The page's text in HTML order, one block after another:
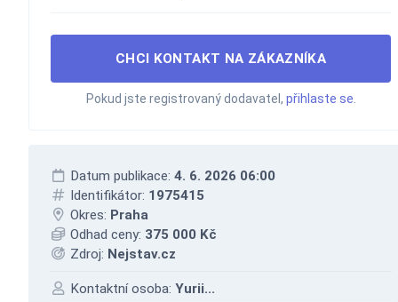
CHCI KONTAKT NA ZÁKAZNÍKA
Pokud jste registrovaný dodavatel, přihlaste se
Datum publikace: 4. 6. 2026 06:00
Identifikátor: 1975415
Okres: Praha
Odhad ceny: 375 000 Kč
Zdroj: Nejstav.cz
Kontaktní osoba: Yurii...